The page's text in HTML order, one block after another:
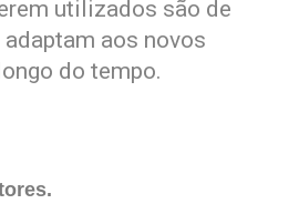
utilizados são de
aos novos
do tempo.